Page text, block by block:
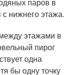
нижнего этажа.
этажами в
пирог
одна
бы одну точку